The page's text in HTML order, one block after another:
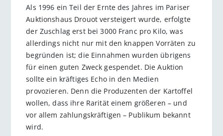
Als 1996 ein Teil der Ernte des Jahres im Pariser
Auktionshaus Drouot versteigert wurde, erfolgte
der Zuschlag erst bei 3000 Franc pro Kilo, was
allerdings nicht nur mit den knappen Vorräten zu
begründen ist; die Einnahmen wurden übrigens
für einen guten Zweck gespendet. Die Auktion
sollte ein kräftiges Echo in den Medien
provozieren. Denn die Produzenten der Kartoffel
wollen, dass ihre Rarität einem größeren – und
vor allem zahlungskräftigen – Publikum bekannt
wird.